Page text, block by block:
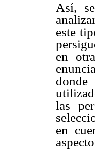
Así,
este
en
donde
las
en